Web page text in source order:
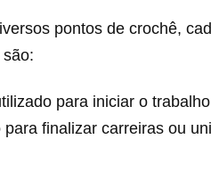
pontos de crochê,
para iniciar o
para finalizar carreiras ou